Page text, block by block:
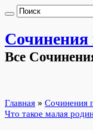
Сочинения
Все
Главная » Сочинения
Что такое малая